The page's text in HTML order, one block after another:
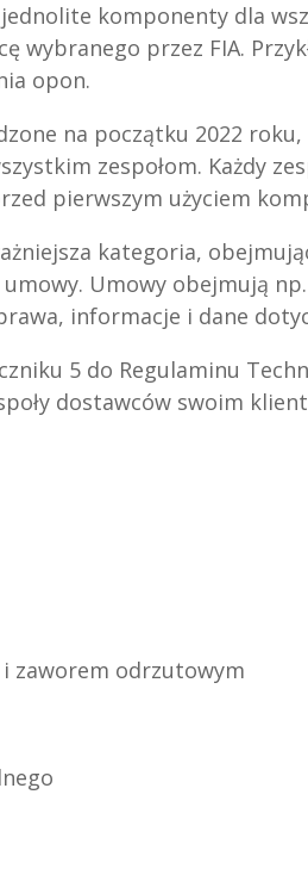
komponenty dla
wybranego przez FIA.
opon.
na początku 2022
zespołom. Każdy
pierwszym użyciem
kategoria,
Umowy obejmują
informacje i dane
5 do Regulaminu
dostawców swoim
zaworem odrzutowym